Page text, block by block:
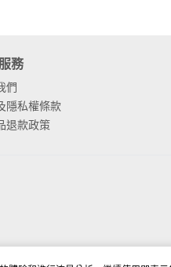
務
們
隱私權條款
退款政策